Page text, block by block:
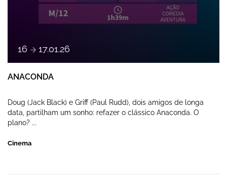
16 e 17.01.26
ANACONDA
Doug (Jack Black) e Griff (Paul Rudd), dois amigos de longa
data, partilham um sonho: refazer o clássico Anaconda. O
plano? ...
Cinema